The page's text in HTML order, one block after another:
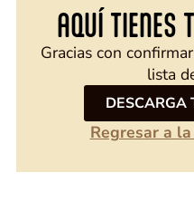
AQUÍ TIENES
Gracias con
lista
DESCARGA
Regresar a